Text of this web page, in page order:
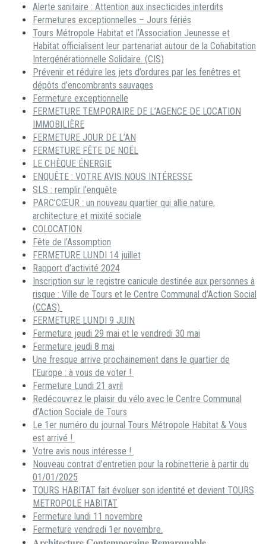
Alerte sanitaire : Attention aux insecticides interdits
Fermetures exceptionnelles – Jours fériés
Tours Métropole Habitat et l’Association Jeunesse et
Habitat officialisent leur partenariat autour de la Cohabitation
Intergénérationnelle Solidaire. (CIS)
Prévenir et réduire les jets d’ordures par les fenêtres et
dépôts d’encombrants sauvages
Fermeture exceptionnelle
FERMETURE TEMPORAIRE DE L’AGENCE DE LOCATION
IMMOBILIÈRE
FERMETURE JOUR DE L’AN
FERMETURE FÊTE DE NOËL
LE CHÈQUE ÉNERGIE
ENQUÊTE : VOTRE AVIS NOUS INTÉRESSE
SLS : remplir l’enquête
PARC’CŒUR : un nouveau quartier qui allie nature,
architecture et mixité sociale
COLOCATION
Fête de l’Assomption
FERMETURE LUNDI 14 juillet
Rapport d’activité 2024
Inscription sur le registre canicule destinée aux personnes à
risque : Ville de Tours et le Centre Communal d’Action Social
(CCAS)
FERMETURE LUNDI 9 JUIN
Fermeture jeudi 29 mai et le vendredi 30 mai
Fermeture jeudi 8 mai
Une fresque arrive prochainement dans le quartier de
l’Europe : à vous de voter !
Fermeture Lundi 21 avril
Redécouvrez le plaisir du vélo avec le Centre Communal
d’Action Sociale de Tours
Le 1er numéro du journal Tours Métropole Habitat & Vous
est arrivé !
Votre avis nous intéresse !
Nouveau contrat d’entretien pour la robinetterie à partir du
01/01/2025
TOURS HABITAT fait évoluer son identité et devient TOURS
METROPOLE HABITAT
Fermeture lundi 11 novembre
Fermeture vendredi 1er novembre.